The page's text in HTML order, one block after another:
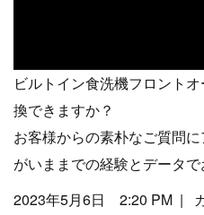
ビルトイン食洗機フロント
換できますか？
お客様からの素朴なご質問
がいままでの経験とデータで
2023年5月6日 2:20 PM | カ